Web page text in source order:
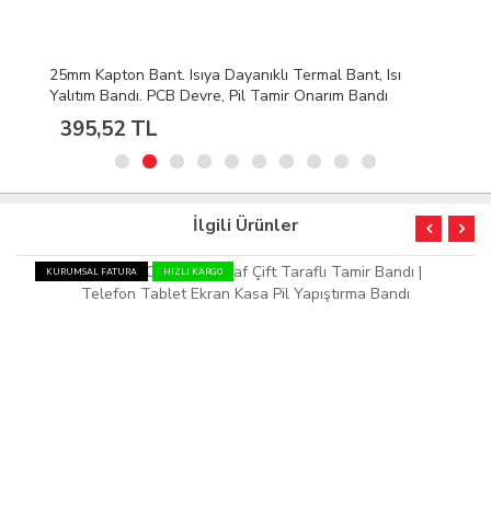
25mm Kapton Bant. Isıya Dayanıklı Termal Bant, Isı
Yalıtım Bandı. PCB Devre, Pil Tamir Onarım Bandı
395,52 TL
İlgili Ürünler
KURUMSAL FATURA HIZLI KARGO